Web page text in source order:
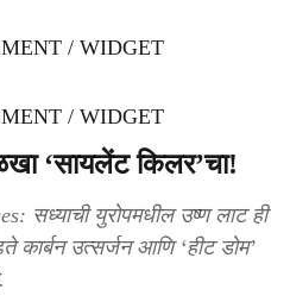
/ WIDGET
/ WIDGET
‘सायलेंट किलर’चा!
सध्याची युरोपमधील उष्ण लाट ही
कार्बन उत्सर्जन आणि ‘हीट डोम’